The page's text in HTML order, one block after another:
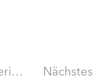
Vorheriges Nächstes